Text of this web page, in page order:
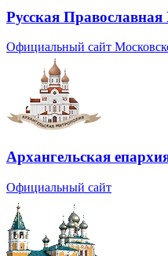
Русская
Официальный сайт
Архангельская
Официальный сайт